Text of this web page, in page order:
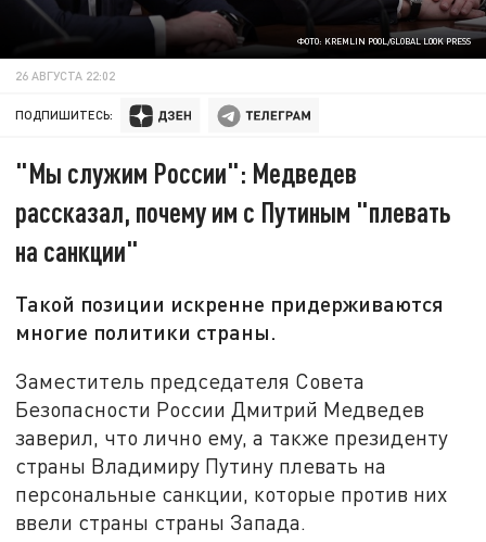
ФОТО: KREMLIN POOL/GLOBAL LOOK PRESS
26 АВГУСТА 22:02
ПОДПИШИТЕСЬ:
"Мы служим России": Медведев
рассказал, почему им с Путиным "плевать
на санкции"
Такой позиции искренне придерживаются
многие политики страны.
Заместитель председателя Совета
Безопасности России Дмитрий Медведев
заверил, что лично ему, а также президенту
страны Владимиру Путину плевать на
персональные санкции, которые против них
ввели страны страны Запада.